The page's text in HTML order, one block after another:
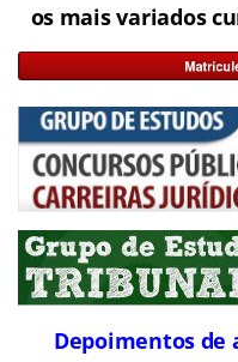
os mais variados
Depoimentos de